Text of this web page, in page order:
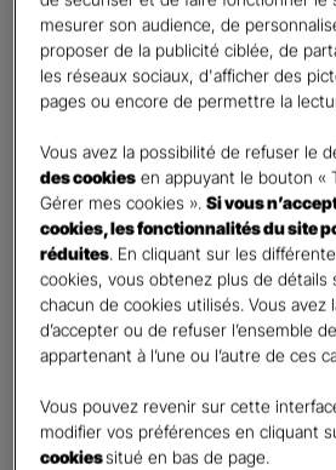
Vos informations :
Etes-vous déjà client Gan assurances ?*
Oui
Non
Civilité *
Madame
Monsieur
Contact*
Téléphone*
United
mesurer son audience, de
proposer de la publicité ciblée, de
les réseaux sociaux, d'afficher des
pages ou encore de permettre la
Vous avez la possibilité de refuser le
des cookies en appuyant le bouton «
Gérer mes cookies ».Si vous
cookies, les fonctionnalités du site
réduites. En cliquant sur les
cookies, vous obtenez plus de détails
chacun de cookies utilisés. Vous avez
d’accepter ou de refuser l’ensemble
appartenant à l’une ou l’autre de ces
Vous pouvez revenir sur cette
modifier vos préférences en cliquant
cookiessitué en bas de page.